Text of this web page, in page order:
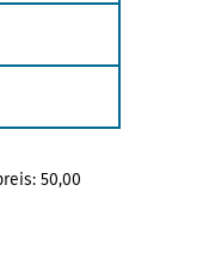
50,00